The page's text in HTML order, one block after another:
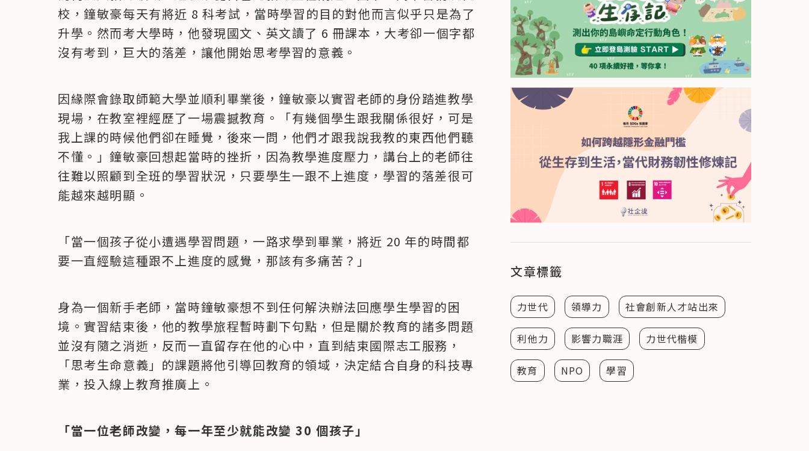
校，鐘敏豪每天有將近 8 科考試，當時學習的目的對他而言似乎只是為了
升學。然而考大學時，他發現國文、英文讀了 6 冊課本，大考卻一個字都
沒有考到，巨大的落差，讓他開始思考學習的意義。
因緣際會錄取師範大學並順利畢業後，鐘敏豪以實習老師的身份踏進教學
現場，在教室裡經歷了一場震撼教育。「有幾個學生跟我關係很好，可是
我上課的時候他們卻在睡覺，後來一問，他們才跟我說我教的東西他們聽
不懂。」鐘敏豪回想起當時的挫折，因為教學進度壓力，講台上的老師往
往難以照顧到全班的學習狀況，只要學生一跟不上進度，學習的落差很可
能越來越明顯。
「當一個孩子從小遭遇學習問題，一路求學到畢業，將近 20 年的時間都
要一直經驗這種跟不上進度的感覺，那該有多痛苦？」
身為一個新手老師，當時鐘敏豪想不到任何解決辦法回應學生學習的困
境。實習結束後，他的教學旅程暫時劃下句點，但是關於教育的諸多問題
並沒有隨之消逝，反而一直留存在他的心中，直到結束國際志工服務，
「思考生命意義」的課題將他引導回教育的領域，決定結合自身的科技專
業，投入線上教育推廣上。
「當一位老師改變，每一年至少就能改變 30 個孩子」
文章標籤
力世代 領導力 社會創新人才站出來
利他力 影響力職涯 力世代楷模
教育 NPO 學習